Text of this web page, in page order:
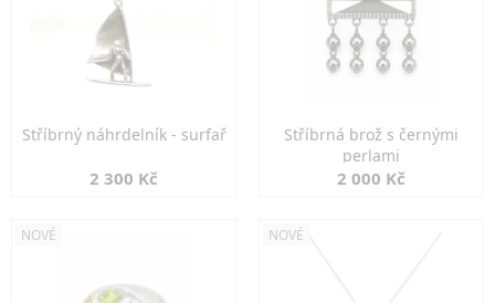
Stříbrný náhrdelník - surfař
2 300 Kč
Stříbrná brož s černými
perlami
2 000 Kč
NOVÉ NOVÉ